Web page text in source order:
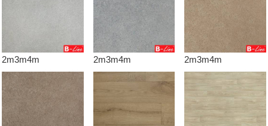
2m3m4m 2m3m4m 2m3m4m